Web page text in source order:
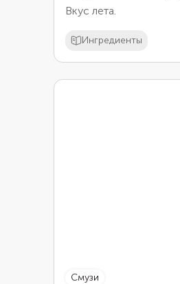
Вкус лета.
Ингредиенты
смузи